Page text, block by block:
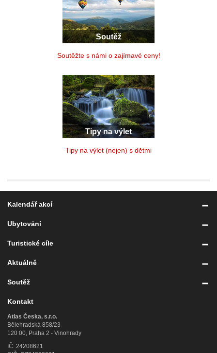
Soutěž
Soutěžte s námi o zajímavé ceny!
Tipy na výlet
Tipy na výlet (nejen) s dětmi
Kalendář akcí
Ubytování
Turistické cíle
Aktuálně
Soutěž
Kontakt
Atlas Česka, s.r.o.
Bělehradská 858/23
120 00, Praha 2 - Vinohrady
IČ: 24208621